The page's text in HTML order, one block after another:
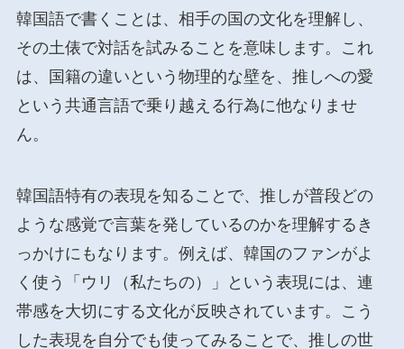
韓国語で書くことは、相手の国の文化を理解し、
その土俵で対話を試みることを意味します。これ
は、国籍の違いという物理的な壁を、推しへの愛
という共通言語で乗り越える行為に他なりませ
ん。
韓国語特有の表現を知ることで、推しが普段どの
ような感覚で言葉を発しているのかを理解するき
っかけにもなります。例えば、韓国のファンがよ
く使う「ウリ（私たちの）」という表現には、連
帯感を大切にする文化が反映されています。こう
した表現を自分でも使ってみることで、推しの世